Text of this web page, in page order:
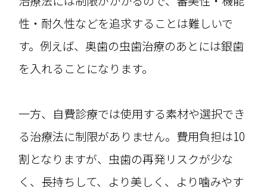
性・耐久性などを追求することは難しいで
す。例えば、奥歯の虫歯治療のあとには銀歯
を入れることになります。
一方、自費診療では使用する素材や選択でき
る治療法に制限がありません。費用負担は10
割となりますが、虫歯の再発リスクが少な
く、長持ちして、より美しく、より噛みやす